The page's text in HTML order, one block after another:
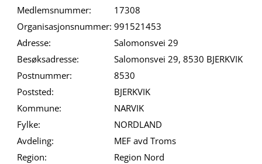
Medlemsnummer:
17308
Organisasjonsnummer: 991521453
Adresse:
Salomonsvei 29
Besøksadresse:
Salomonsvei 29, 8530 BJERKVIK
Postnummer:
8530
Poststed:
BJERKVIK
Kommune:
NARVIK
Fylke:
NORDLAND
Avdeling:
MEF avd Troms
Region:
Region Nord